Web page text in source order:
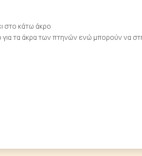
στο κάτω άκρο
για τα άκρα των πτηνών ενώ μπορούν να